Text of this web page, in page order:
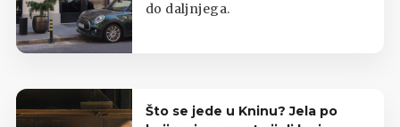
do daljnjega.
Što se jede u Kninu? Jela po